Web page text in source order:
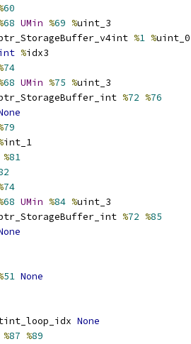
60
68 UMin %69 %uint_3
%1 %uint_0
%idx3
74
68 UMin %75 %uint_3
%72 %76
79
int_1
%81
74
68 UMin %84 %uint_3
%72 %85
51 None
None
%87 %89